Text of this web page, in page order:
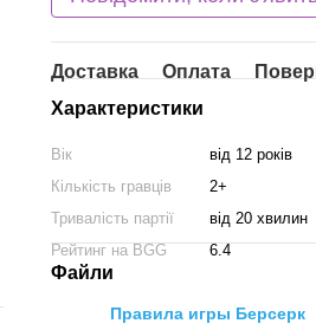
Доставка Оплата
Характеристики
Вік
від 12 років
Кількість гравців
2+
Тривалість партії
від 20 хвилин
Рейтинг на BGG
6.4
Файли
Правила игры Берсерк